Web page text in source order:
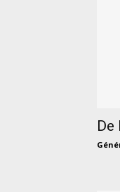
De